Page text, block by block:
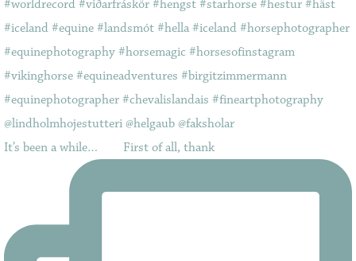
It’s been a while…⠀ ⠀ First of all, thank